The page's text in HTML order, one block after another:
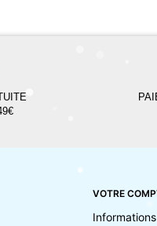
VOTRE